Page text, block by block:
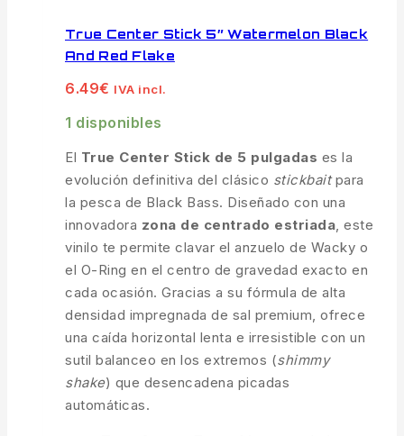
True Center Stick 5″ Watermelon Black
And Red Flake
6.49€ IVA incl.
1 disponibles
El True Center Stick de 5 pulgadas es la
evolución definitiva del clásico stickbaitpara
la pesca de Black Bass. Diseñado con una
innovadora zona de centrado estriada , este
vinilo te permite clavar el anzuelo de Wacky o
el O-Ring en el centro de gravedad exacto en
cada ocasión. Gracias a su fórmula de alta
densidad impregnada de sal premium, ofrece
una caída horizontal lenta e irresistible con un
sutil balanceo en los extremos (shimmy
shake) que desencadena picadas
automáticas.